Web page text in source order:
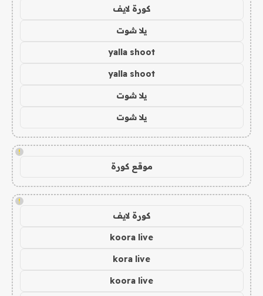
كورة لايف
يلا شوت
yalla shoot
yalla shoot
يلا شوت
يلا شوت
!
موقع كورة
!
كورة لايف
koora live
kora live
koora live